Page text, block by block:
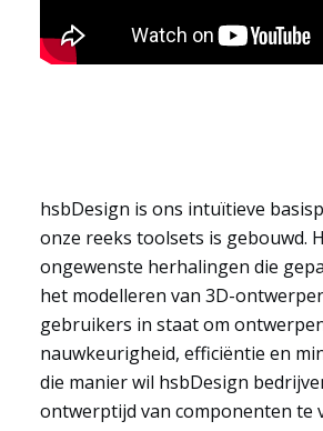
hsbDesign is ons intuïtieve
onze reeks toolsets is gebouwd.
ongewenste herhalingen die
het modelleren van 3D-
gebruikers in staat om
nauwkeurigheid, efficiëntie en
die manier wil hsbDesign
ontwerptijd van componenten te